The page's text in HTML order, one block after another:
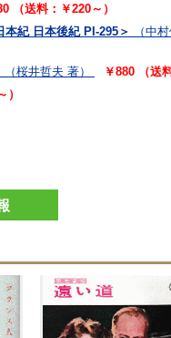
（送料：￥220～）
紀 日本後紀 PI-295＞
（中
（桜井哲夫 著）
￥880 （送
）